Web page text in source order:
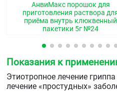
АнвиМакс порошок для
приготовления раствора
приёма внутрь клюквенный
пакетики 5г №24
Показания к
Этиотропное лечение
лечение «простудных»